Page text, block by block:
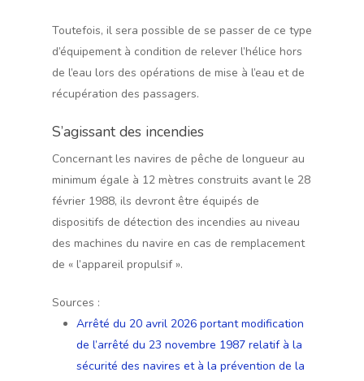
Toutefois, il sera possible de se passer de ce type
d’équipement à condition de relever l’hélice hors
de l’eau lors des opérations de mise à l’eau et de
récupération des passagers.
S’agissant des incendies
Concernant les navires de pêche de longueur au
minimum égale à 12 mètres construits avant le 28
février 1988, ils devront être équipés de
dispositifs de détection des incendies au niveau
des machines du navire en cas de remplacement
de « l’appareil propulsif ».
Sources :
Arrêté du 20 avril 2026 portant modification
de l’arrêté du 23 novembre 1987 relatif à la
sécurité des navires et à la prévention de la